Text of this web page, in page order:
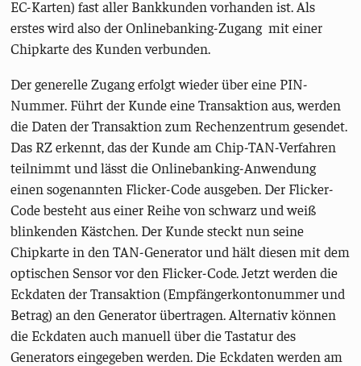
EC-Karten) fast aller Bankkunden vorhanden ist. Als
erstes wird also der Onlinebanking-Zugang mit einer
Chipkarte des Kunden verbunden.
Der generelle Zugang erfolgt wieder über eine PIN-
Nummer. Führt der Kunde eine Transaktion aus, werden
die Daten der Transaktion zum Rechenzentrum gesendet.
Das RZ erkennt, das der Kunde am Chip-TAN-Verfahren
teilnimmt und lässt die Onlinebanking-Anwendung
einen sogenannten Flicker-Code ausgeben. Der Flicker-
Code besteht aus einer Reihe von schwarz und weiß
blinkenden Kästchen. Der Kunde steckt nun seine
Chipkarte in den TAN-Generator und hält diesen mit dem
optischen Sensor vor den Flicker-Code. Jetzt werden die
Eckdaten der Transaktion (Empfängerkontonummer und
Betrag) an den Generator übertragen. Alternativ können
die Eckdaten auch manuell über die Tastatur des
Generators eingegeben werden. Die Eckdaten werden am